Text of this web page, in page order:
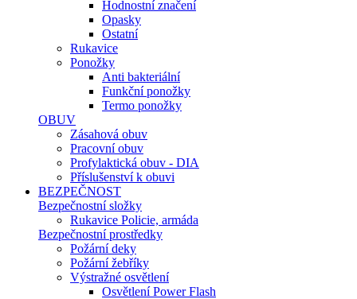
Hodnostní značení
Opasky
Ostatní
Rukavice
Ponožky
Anti bakteriální
Funkční ponožky
Termo ponožky
OBUV
Zásahová obuv
Pracovní obuv
Profylaktická obuv - DIA
Příslušenství k obuvi
BEZPEČNOST
Bezpečnostní složky
Rukavice Policie, armáda
Bezpečnostní prostředky
Požární deky
Požární žebříky
Výstražné osvětlení
Osvětlení Power Flash